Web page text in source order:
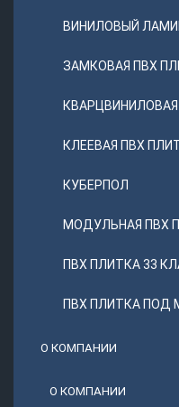
ВИНИЛОВЫЙ
ЗАМКОВАЯ ПВХ
КЛЕЕВАЯ ПВХ
КУБЕРПОЛ
МОДУЛЬНАЯ ПВХ
ПВХ ПЛИТКА 33
ПВХ ПЛИТКА ПОД
О КОМПАНИИ
О КОМПАНИИ